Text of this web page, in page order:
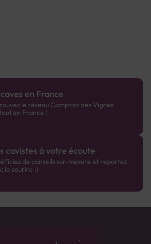
en France
le réseau Comptoir des Vignes
en France !
cavistes à votre écoute
de conseils sur-mesure et repartez
le sourire :)